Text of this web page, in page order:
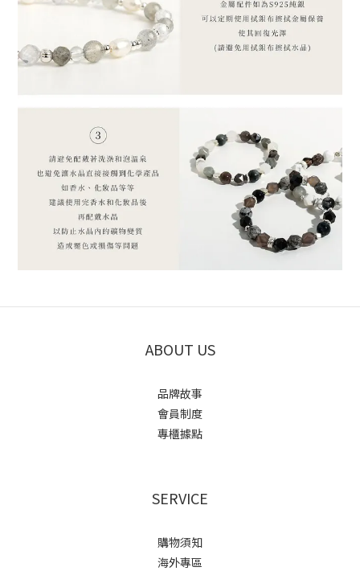
ABOUT US
品牌故事
會員制度
專櫃據點
SERVICE
購物須知
海外專區